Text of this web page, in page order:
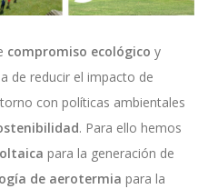
compromiso ecológico y
de reducir el impacto de
con políticas ambientales
. Para ello hemos
para la generación de
de aerotermia para la